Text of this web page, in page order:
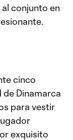
conjunto en
cinco
Dinamarca
para vestir
exquisito